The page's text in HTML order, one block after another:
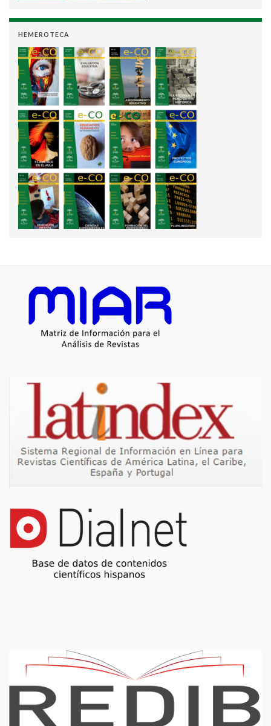
HEMEROTECA